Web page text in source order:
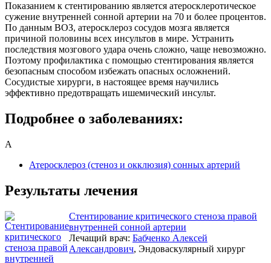
Показанием к стентированию является атеросклеротическое
сужение внутренней сонной артерии на 70 и более процентов.
По данным ВОЗ, атеросклероз сосудов мозга является
причиной половины всех инсультов в мире. Устранить
последствия мозгового удара очень сложно, чаще невозможно.
Поэтому профилактика с помощью стентирования является
безопасным способом избежать опасных осложнений.
Сосудистые хирурги, в настоящее время научились
эффективно предотвращать ишемический инсульт.
Подробнее о заболеваниях:
А
Атеросклероз (стеноз и окклюзия) сонных артерий
Результаты лечения
Стентирование критического стеноза правой
внутренней сонной артерии
Лечащий врач: Бабченко Алексей
Александрович, Эндоваскулярный хирург